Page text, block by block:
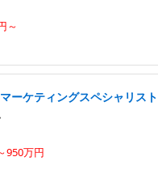
～
ーケティングスペシャリスト
950万円